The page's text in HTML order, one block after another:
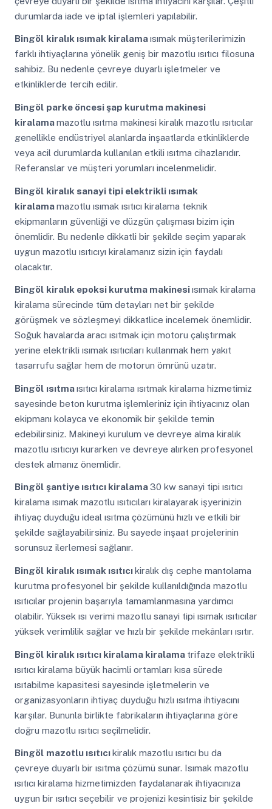
durumlarda iade ve iptal işlemleri yapılabilir.
Bingöl kiralık ısımak kiralamaısımak müşterilerimizin
farklı ihtiyaçlarına yönelik geniş bir mazotlu ısıtıcı filosuna
sahibiz. Bu nedenle çevreye duyarlı işletmeler ve
etkinliklerde tercih edilir.
Bingöl parke öncesi şap kurutma makinesi
kiralamamazotlu ısıtma makinesi kiralık mazotlu ısıtıcılar
genellikle endüstriyel alanlarda inşaatlarda etkinliklerde
veya acil durumlarda kullanılan etkili ısıtma cihazlarıdır.
Referanslar ve müşteri yorumları incelenmelidir.
Bingöl kiralık sanayi tipi elektrikli ısımak
kiralamamazotlu ısımak ısıtıcı kiralama teknik
ekipmanların güvenliği ve düzgün çalışması bizim için
önemlidir. Bu nedenle dikkatli bir şekilde seçim yaparak
uygun mazotlu ısıtıcıyı kiralamanız sizin için faydalı
olacaktır.
Bingöl kiralık epoksi kurutma makinesiısımak kiralama
kiralama sürecinde tüm detayları net bir şekilde
görüşmek ve sözleşmeyi dikkatlice incelemek önemlidir.
Soğuk havalarda aracı ısıtmak için motoru çalıştırmak
yerine elektrikli ısımak ısıtıcıları kullanmak hem yakıt
tasarrufu sağlar hem de motorun ömrünü uzatır.
Bingöl ısıtmaısıtıcı kiralama ısıtmak kiralama hizmetimiz
sayesinde beton kurutma işlemleriniz için ihtiyacınız olan
ekipmanı kolayca ve ekonomik bir şekilde temin
edebilirsiniz. Makineyi kurulum ve devreye alma kiralık
mazotlu ısıtıcıyı kurarken ve devreye alırken profesyonel
destek almanız önemlidir.
Bingöl şantiye ısıtıcı kiralama30 kw sanayi tipi ısıtıcı
kiralama ısımak mazotlu ısıtıcıları kiralayarak işyerinizin
ihtiyaç duyduğu ideal ısıtma çözümünü hızlı ve etkili bir
şekilde sağlayabilirsiniz. Bu sayede inşaat projelerinin
sorunsuz ilerlemesi sağlanır.
Bingöl kiralık ısımak ısıtıcıkiralık dış cephe mantolama
kurutma profesyonel bir şekilde kullanıldığında mazotlu
ısıtıcılar projenin başarıyla tamamlanmasına yardımcı
olabilir. Yüksek ısı verimi mazotlu sanayi tipi ısımak ısıtıcılar
yüksek verimlilik sağlar ve hızlı bir şekilde mekânları ısıtır.
Bingöl kiralık ısıtıcı kiralama kiralama trifaze elektrikli
ısıtıcı kiralama büyük hacimli ortamları kısa sürede
ısıtabilme kapasitesi sayesinde işletmelerin ve
organizasyonların ihtiyaç duyduğu hızlı ısıtma ihtiyacını
karşılar. Bununla birlikte fabrikaların ihtiyaçlarına göre
doğru mazotlu ısıtıcı seçilmelidir.
Bingöl mazotlu ısıtıcıkiralık mazotlu ısıtıcı bu da
çevreye duyarlı bir ısıtma çözümü sunar. Isımak mazotlu
ısıtıcı kiralama hizmetimizden faydalanarak ihtiyacınıza
uygun bir ısıtıcı seçebilir ve projenizi kesintisiz bir şekilde